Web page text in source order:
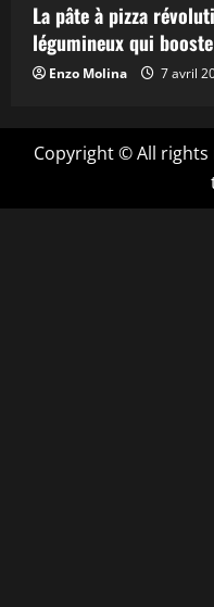
La pâte à pizza
légumineux qui
Enzo Molina 7 avril
Copyright © All rights